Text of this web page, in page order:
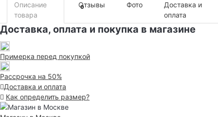
Описание
товара
Отзывы
0 Фото
Доставка и
оплата
Доставка, оплата и покупка в магазине
Примерка перед покупкой
Рассрочка на 50%
Доставка и оплата
Как определить размер?